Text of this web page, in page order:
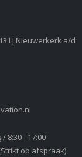
LJ Nieuwerkerk a/d
8:30 - 17:00
op afspraak)